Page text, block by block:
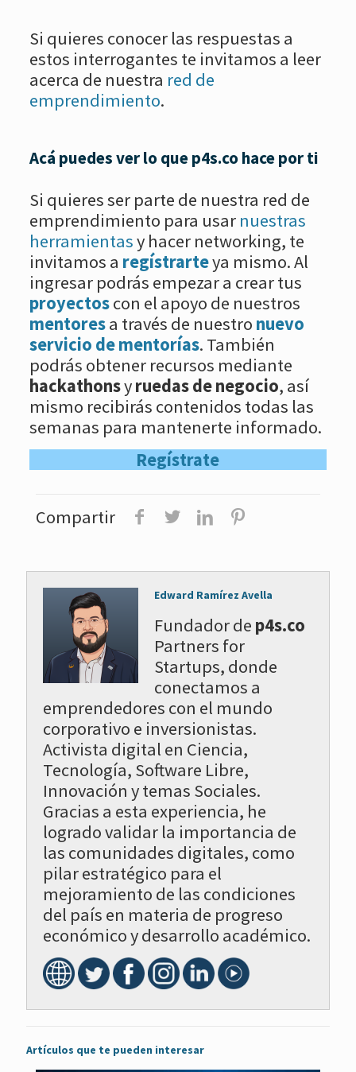
Si quieres conocer las respuestas a
estos interrogantes te invitamos a leer
acerca de nuestra red de
emprendimiento.
Acá puedes ver lo que p4s.co hace por ti
Si quieres ser parte de nuestra red de
emprendimiento para usar nuestras
herramientasy hacer networking, te
invitamos a regístrarteya mismo. Al
ingresar podrás empezar a crear tus
proyectoscon el apoyo de nuestros
mentoresa través de nuestro nuevo
servicio de mentorías. También
podrás obtener recursos mediante
hackathonsyruedas de negocio, así
mismo recibirás contenidos todas las
semanas para mantenerte informado.
Regístrate
Compartir
Edward Ramírez Avella
Fundador de p4s.co
Partners for
Startups, donde
conectamos a
emprendedores con el mundo
corporativo e inversionistas.
Activista digital en Ciencia,
Tecnología, Software Libre,
Innovación y temas Sociales.
Gracias a esta experiencia, he
logrado validar la importancia de
las comunidades digitales, como
pilar estratégico para el
mejoramiento de las condiciones
del país en materia de progreso
económico y desarrollo académico.
Artículos que te pueden interesar